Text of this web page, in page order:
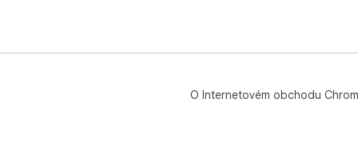
O Internetovém obchodu